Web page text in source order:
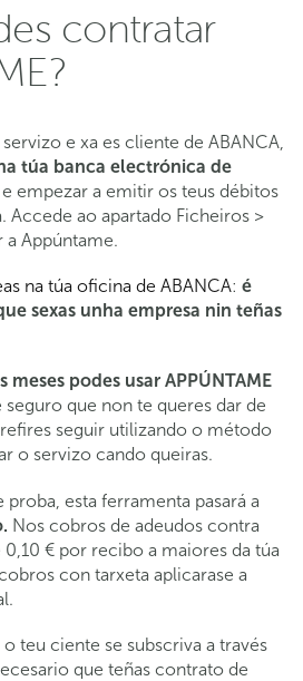
contratar
e xa es cliente de ABANCA,
túa banca electrónica de
e empezar a emitir os teus débitos
Accede ao apartado Ficheiros >
a Appúntame.
na túa oficina de ABANCA: é
sexas unha empresa nin teñas
meses podes usar APPÚNTAME
seguro que non te queres dar de
seguir utilizando o método
o servizo cando queiras.
esta ferramenta pasará a
Nos cobros de adeudos contra
€ por recibo a maiores da túa
con tarxeta aplicarase a
teu ciente se subscriva a través
que teñas contrato de